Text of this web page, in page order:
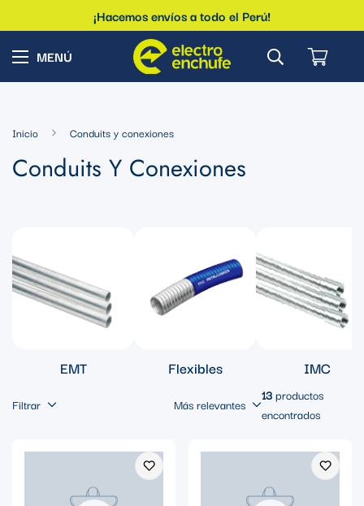
¡Hacemos envíos a todo el Perú!
Inicio Conduits y conexiones
Conduits Y Conexiones
EMT Flexibles IMC
Filtrar Más relevantes
13productos
encontrados